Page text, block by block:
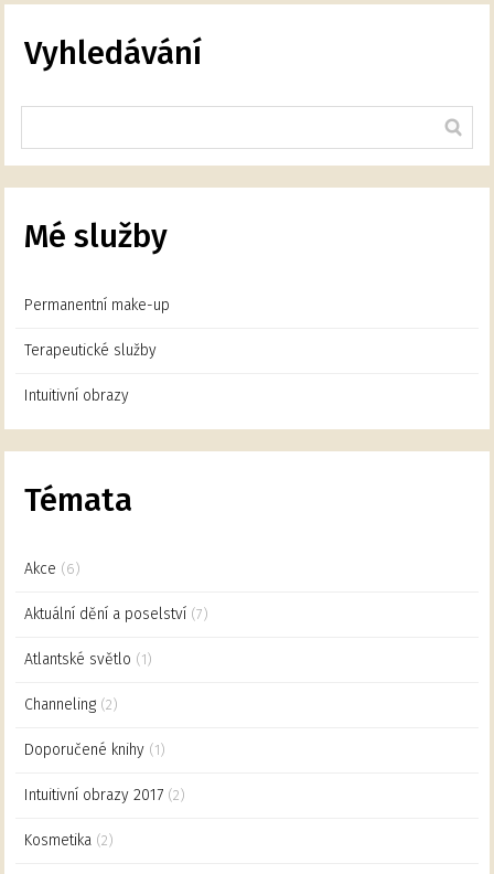
Vyhledávání
Mé služby
Permanentní make-up
Terapeutické služby
Intuitivní obrazy
Témata
Akce (6)
Aktuální dění a poselství (7)
Atlantské světlo (1)
Channeling (2)
Doporučené knihy (1)
Intuitivní obrazy 2017 (2)
Kosmetika (2)